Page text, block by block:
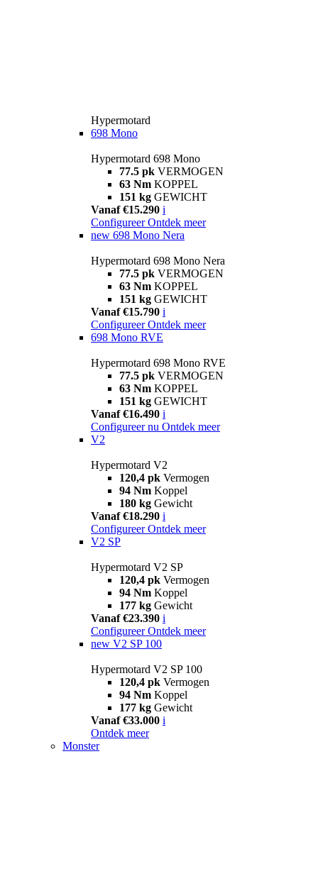
Hypermotard
698 Mono
Hypermotard 698 Mono
77.5 pk VERMOGEN
63 Nm KOPPEL
151 kg GEWICHT
Vanaf €15.290 i
Configureer Ontdek meer
new 698 Mono Nera
Hypermotard 698 Mono Nera
77.5 pk VERMOGEN
63 Nm KOPPEL
151 kg GEWICHT
Vanaf €15.790 i
Configureer Ontdek meer
698 Mono RVE
Hypermotard 698 Mono RVE
77.5 pk VERMOGEN
63 Nm KOPPEL
151 kg GEWICHT
Vanaf €16.490 i
Configureer nu Ontdek meer
V2
Hypermotard V2
120,4 pk Vermogen
94 Nm Koppel
180 kg Gewicht
Vanaf €18.290 i
Configureer Ontdek meer
V2 SP
Hypermotard V2 SP
120,4 pk Vermogen
94 Nm Koppel
177 kg Gewicht
Vanaf €23.390 i
Configureer Ontdek meer
new V2 SP 100
Hypermotard V2 SP 100
120,4 pk Vermogen
94 Nm Koppel
177 kg Gewicht
Vanaf €33.000 i
Ontdek meer
Monster